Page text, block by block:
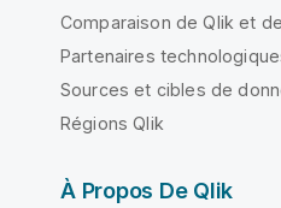
Comparaison de Qlik et
Partenaires
Sources et cibles de
Régions Qlik
À Propos De Qlik